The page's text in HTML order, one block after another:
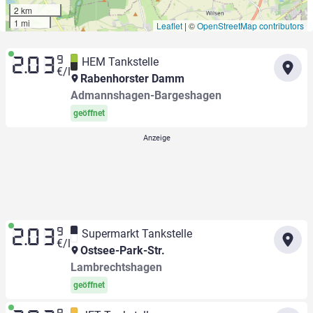
2 km
1 mi
Leaflet | ©OpenStreetMap contributors
2.03 9
€/l
HEM Tankstelle
Rabenhorster Damm
Admannshagen-Bargeshagen
geöffnet
2.03 9
€/l
Supermarkt Tankstelle
Ostsee-Park-Str.
Lambrechtshagen
geöffnet